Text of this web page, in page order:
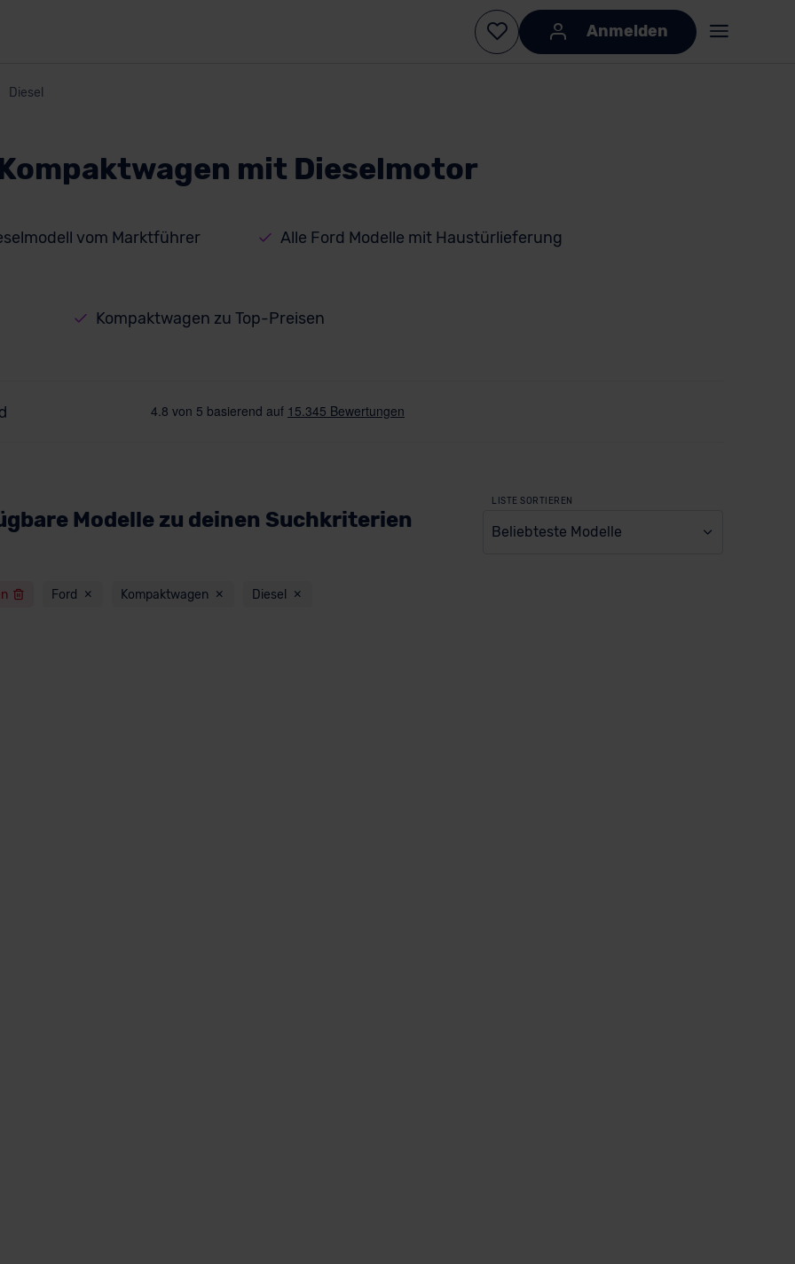
Anmelden
Diesel
mit Dieselmotor
vom Marktführer Alle Ford Modelle mit Haustürlieferung
Kompaktwagen zu Top-Preisen
Modelle zu deinen Suchkriterien
LISTE SORTIEREN
Beliebteste Modelle
Ford Kompaktwagen Diesel